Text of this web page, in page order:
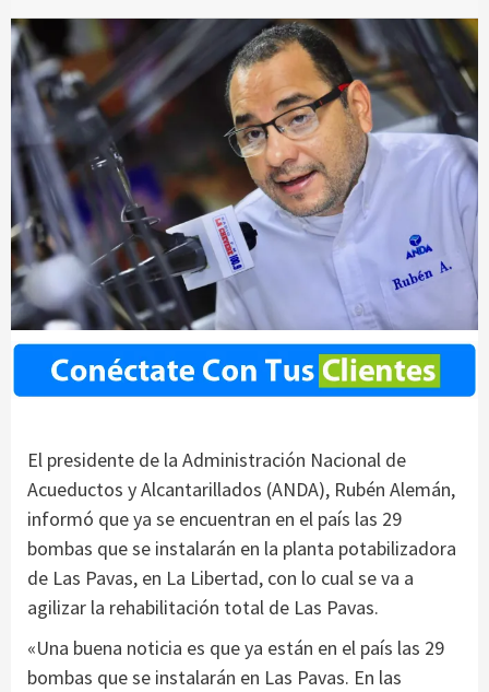
El presidente de la Administración Nacional de
Acueductos y Alcantarillados (ANDA), Rubén Alemán,
informó que ya se encuentran en el país las 29
bombas que se instalarán en la planta potabilizadora
de Las Pavas, en La Libertad, con lo cual se va a
agilizar la rehabilitación total de Las Pavas.
«Una buena noticia es que ya están en el país las 29
bombas que se instalarán en Las Pavas. En las